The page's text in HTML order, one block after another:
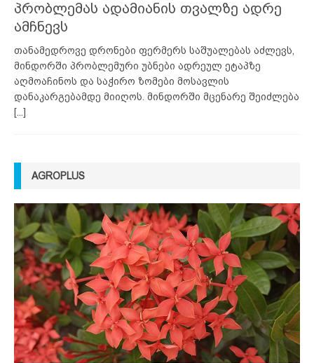
პრობლემას ადამიანის თვალზე ადრე
ამჩნევს
თანამედროვე დრონები ფერმერს საშუალებას აძლევს,
მინდორში პრობლემური უბნები ადრეულ ეტაპზე
აღმოაჩინოს და საჭირო ზომები მოსავლის
დანაკარგებამდე მიიღოს. მინდორში მცენარე შეიძლება
[...]
AGROPLUS